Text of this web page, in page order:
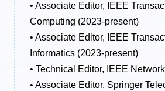
• Associate Editor, IEEE
Computing (2023-present)
• Associate Editor, IEEE
Informatics (2023-present)
• Technical Editor, IEEE
• Associate Editor, Springer